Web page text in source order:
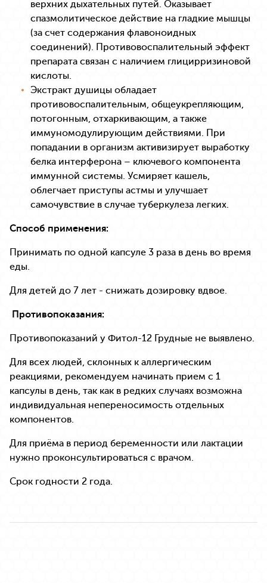
верхних дыхательных путей. Оказывает
спазмолитическое действие на гладкие мышцы
(за счет содержания флавоноидных
соединений). Противовоспалительный эффект
препарата связан с наличием глицирризиновой
кислоты.
Экстракт душицы обладает
противовоспалительным, общеукрепляющим,
потогонным, отхаркивающим, а также
иммуномодулирующим действиями. При
попадании в организм активизирует выработку
белка интерферона – ключевого компонента
иммунной системы. Усмиряет кашель,
облегчает приступы астмы и улучшает
самочувствие в случае туберкулеза легких.
Способ применения:
Принимать по одной капсуле 3 раза в день во время
еды.
Для детей до 7 лет - снижать дозировку вдвое.
Противопоказания:
Противопоказаний у Фитол-12 Грудные не выявлено.
Для всех людей, склонных к аллергическим
реакциями, рекомендуем начинать прием с 1
капсулы в день, так как в редких случаях возможна
индивидуальная непереносимость отдельных
компонентов.
Для приёма в период беременности или лактации
нужно проконсультироваться с врачом.
Срок годности 2 года.